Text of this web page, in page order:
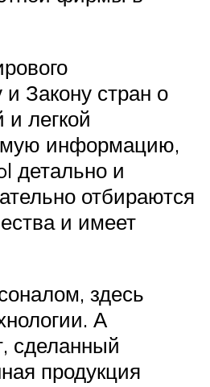
и Закону стран о
легкой
информацию,
детально и
отбираются
и имеет
здесь
А
сделанный
продукция